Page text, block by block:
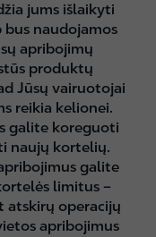
jums išlaikyti
bus naudojamos
apribojimų
produktų
Jūsų vairuotojai
reikia kelionei.
galite koreguoti
naujų kortelių.
galite
limitus –
atskirų operacijų
apribojimus